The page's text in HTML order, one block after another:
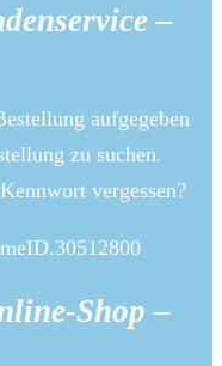
–
aufgegeben
zu suchen.
vergessen?
Shop –